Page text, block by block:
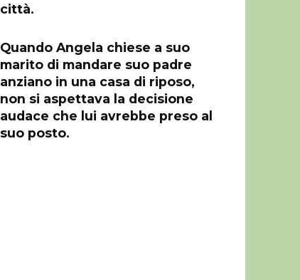
città.
Quando Angela chiese a suo
marito di mandare suo padre
anziano in una casa di riposo,
non si aspettava la decisione
audace che lui avrebbe preso al
suo posto.